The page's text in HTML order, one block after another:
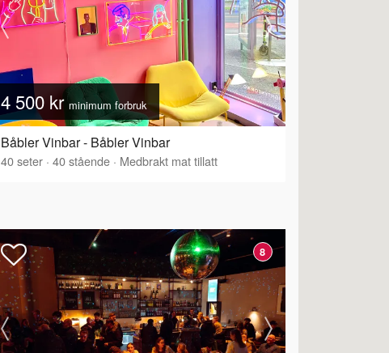
4 500 krminimum forbruk
Båbler Vinbar - Båbler Vinbar
40seter · 40stående · Medbrakt mat tillatt
8